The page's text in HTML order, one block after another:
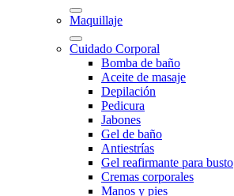
Maquillaje
Cuidado Corporal
Bomba de baño
Aceite de masaje
Depilación
Pedicura
Jabones
Gel de baño
Antiestrías
Gel reafirmante para busto
Cremas corporales
Manos y pies